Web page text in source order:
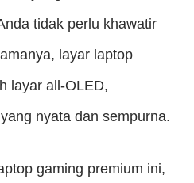
tidak perlu khawatir
layar laptop
layar all-OLED,
nyata dan sempurna.
gaming premium ini,